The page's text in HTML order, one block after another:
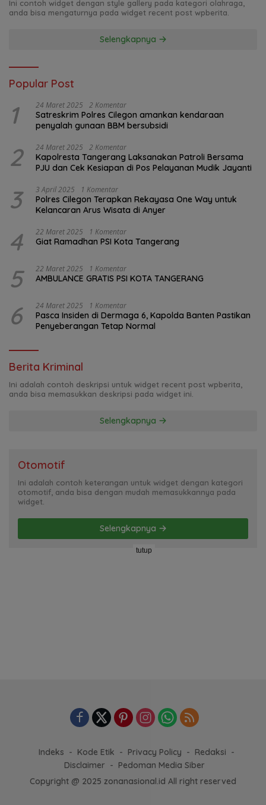
Ini contoh widget dengan style gallery pada kategori olahraga,
anda bisa mengaturnya pada widget recent post wpberita.
Selengkapnya
Popular Post
1 24 Maret 2025 2 Komentar
Satreskrim Polres Cilegon amankan kendaraan
penyalah gunaan BBM bersubsidi
2 24 Maret 2025 2 Komentar
Kapolresta Tangerang Laksanakan Patroli Bersama
PJU dan Cek Kesiapan di Pos Pelayanan Mudik Jayanti
3 3 April 2025 1 Komentar
Polres Cilegon Terapkan Rekayasa One Way untuk
Kelancaran Arus Wisata di Anyer
4 22 Maret 2025 1 Komentar
Giat Ramadhan PSI Kota Tangerang
5 22 Maret 2025 1 Komentar
AMBULANCE GRATIS PSI KOTA TANGERANG
6 24 Maret 2025 1 Komentar
Pasca Insiden di Dermaga 6, Kapolda Banten Pastikan
Penyeberangan Tetap Normal
Berita Kriminal
Ini adalah contoh deskripsi untuk widget recent post wpberita,
anda bisa memasukkan deskripsi pada widget ini.
Selengkapnya
Otomotif
Ini adalah contoh keterangan untuk widget dengan kategori
otomotif, anda bisa dengan mudah memasukkannya pada
widget.
Selengkapnya
Indeks Kode Etik Privacy Policy
Redaksi
Disclaimer
Pedoman Media Siber
Copyright @ 2025 zonanasional.id All right reserved
tutup